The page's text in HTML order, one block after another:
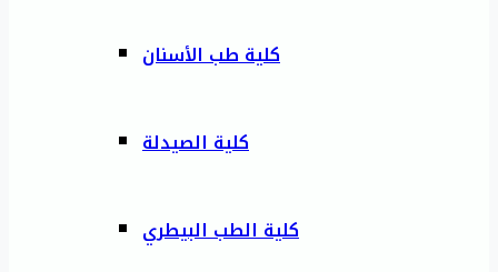
كلية طب الأسنان
كلية الصيدلة
كلية الطب البيطري